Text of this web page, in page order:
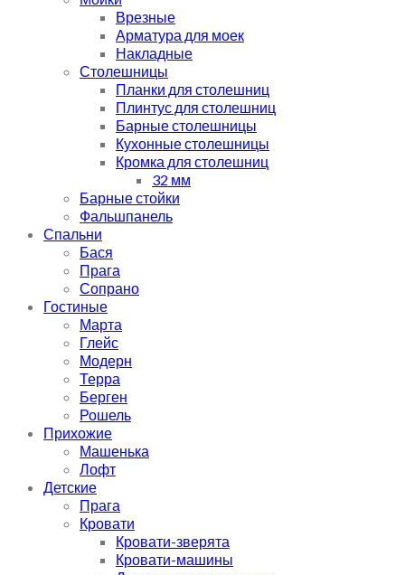
Врезные
Арматура для моек
Накладные
Столешницы
Планки для столешниц
Плинтус для столешниц
Барные столешницы
Кухонные столешницы
Кромка для столешниц
32 мм
Барные стойки
Фальшпанель
Спальни
Бася
Прага
Сопрано
Гостиные
Марта
Глейс
Модерн
Терра
Берген
Рошель
Прихожие
Машенька
Лофт
Детские
Прага
Кровати
Кровати-зверята
Кровати-машины